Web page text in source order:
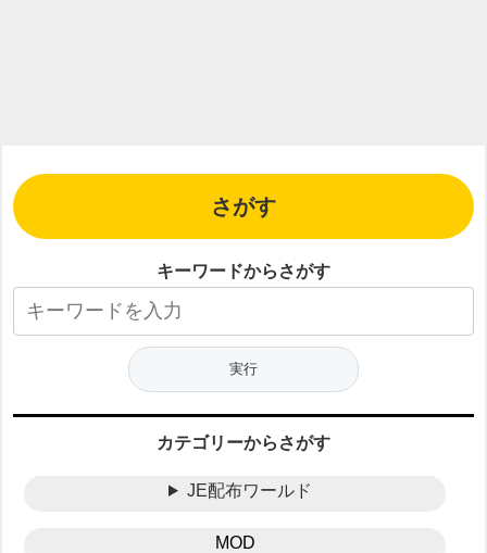
さがす
キーワードからさがす
カテゴリーからさがす
JE配布ワールド
MOD